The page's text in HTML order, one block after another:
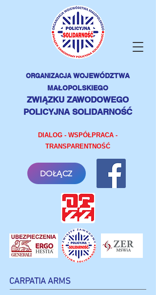
ORGANIZACJAWOJEWÓDZTWA
MAŁOPOLSKIEGO
ZWIĄZKU ZAWODOWEGO
POLICYJNA SOLIDARNOŚĆ
DIALOG - WSPÓŁPRACA -
TRANSPARENTNOŚĆ
DOŁĄCZ
CARPATIA ARMS